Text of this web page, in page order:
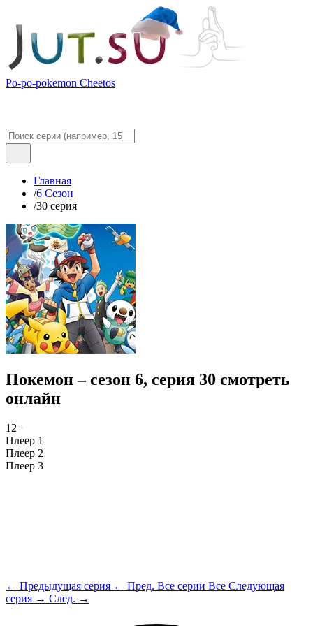
Po-po-pokemon Cheetos
Главная
/6 Сезон
/30 серия
Покемон – сезон 6, серия 30 смотреть
онлайн
12+
Плеер 1
Плеер 2
Плеер 3
← Предыдущая серия ← Пред. Все серии Все Следующая
серия → След. →